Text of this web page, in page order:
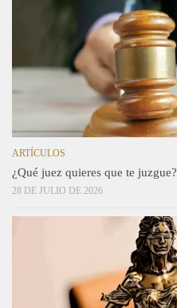
ARTÍCULOS
¿Qué juez quieres que te juzgue?
28 DE JULIO DE 2026